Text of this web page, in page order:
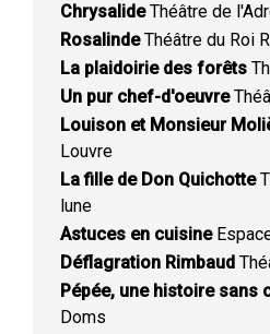
ChrysalideThéâtre de
RosalindeThéâtre du Roi
La plaidoirie des forêts
Un pur chef-d'oeuvre
Louison et Monsieur
Louvre
La fille de Don Quichotte
lune
Astuces en cuisine
Déflagration Rimbaud
Pépée, une histoire sans
Doms